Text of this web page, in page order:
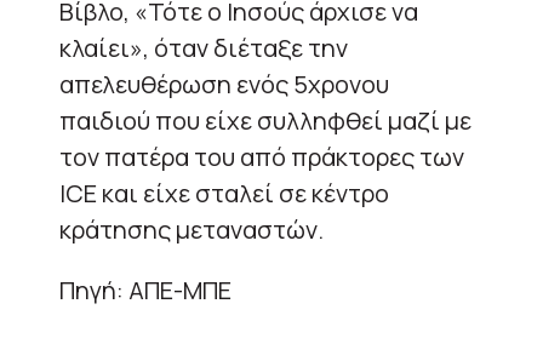
Βίβλο, «Τότε ο Ιησούς άρχισε να
κλαίει», όταν διέταξε την
απελευθέρωση ενός 5χρονου
παιδιού που είχε συλληφθεί μαζί με
τον πατέρα του από πράκτορες των
ICE και είχε σταλεί σε κέντρο
κράτησης μεταναστών.
Πηγή: ΑΠΕ-ΜΠΕ